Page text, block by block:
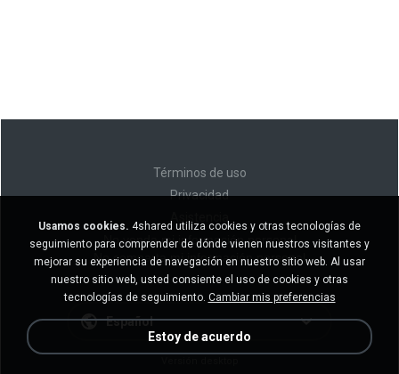
Términos de uso
Privacidad
No venda mi información personal
No comparta mi información personal
Español
Usamos cookies. 4shared utiliza cookies y otras tecnologías de
seguimiento para comprender de dónde vienen nuestros visitantes y
mejorar su experiencia de navegación en nuestro sitio web. Al usar
nuestro sitio web, usted consiente el uso de cookies y otras
tecnologías de seguimiento. Cambiar mis preferencias
Estoy de acuerdo